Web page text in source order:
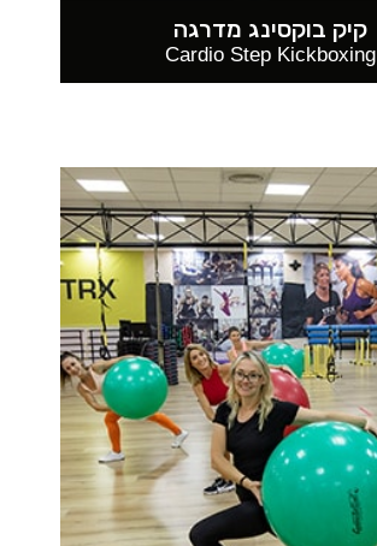
קיק בוקסינג מדרגה
Cardio Step Kickboxing